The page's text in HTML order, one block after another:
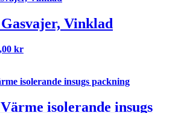
Gasvajer, Vinklad
kr
isolerande insugs